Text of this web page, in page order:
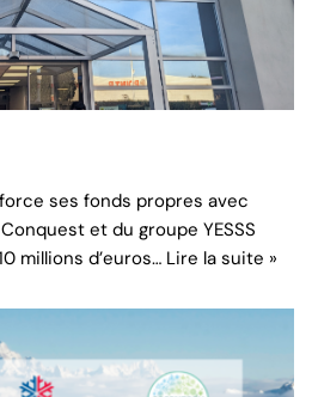
ses fonds propres avec
et du groupe YESSS
millions d’euros… Lire la suite »